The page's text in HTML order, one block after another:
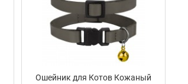
Ошейник для Котов Кожаный